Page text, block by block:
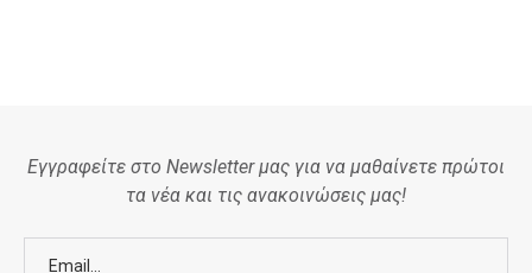
Εγγραφείτε στο Newsletter μας για να μαθαίνετε πρώτοι
τα νέα και τις ανακοινώσεις μας!